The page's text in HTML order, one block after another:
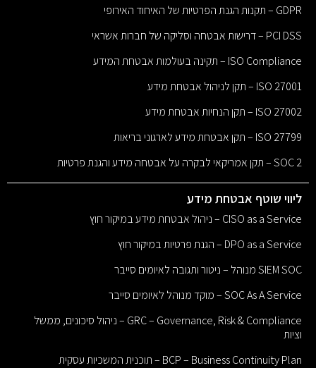
GDPR – תקנות הגנת הפרטיות של האיחוד האירופי
PCI DSS – דרישות אבטחה וסליקה של חברות אשראי
ISO Compliance – תקינה בעולמות אבטחת המידע
ISO 27001 – תקן לניהול אבטחת מידע
ISO 27002 – תקן הנחיות אבטחת מידע
ISO 27799 – תקן אבטחת מידע לארגוני בריאות
SOC 2 – תקן אמריקאי לבקרה על אבטחה מידע והגנת פרטיות
ליווי שוטף אבטחת מידע
CISO as a Service – ניהול אבטחת מידע במיקור חוץ
DPO as a Service – הגנת פרטיות במיקור חוץ
SIEM SOC מנוהל – ניטור ותגובה לאיומים סייבר
SOC As A Service – מוקד מנוהל לאיומים סייבר
GRC – Governance, Risk & Compliance – ניהול סיכונים, ממשל
וציות
BCP – Business Continuity Plan – תוכנית המשכיות עסקית